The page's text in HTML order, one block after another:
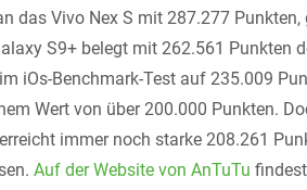
das Vivo Nex S mit 287.277
S9+ belegt mit 262.561 Punkten
iOs-Benchmark-Test auf 235.009
Wert von über 200.000 Punkten.
immer noch starke 208.261
Auf der Website von AnTuTu